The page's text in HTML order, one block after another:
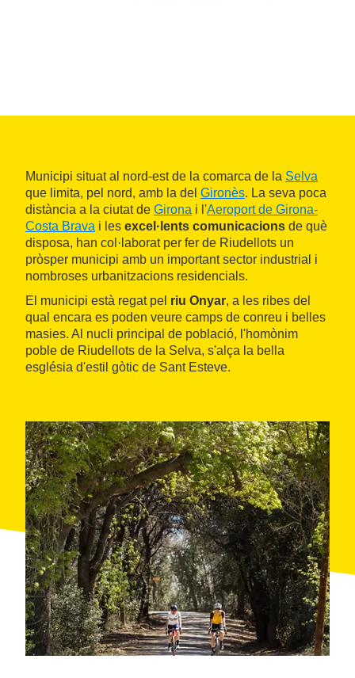
Municipi situat al nord-est de la comarca de la Selva
que limita, pel nord, amb la del Gironès. La seva poca
distància a la ciutat de Girona i l'Aeroport de Girona-
Costa Brava i les excel·lents comunicacions de què
disposa, han col·laborat per fer de Riudellots un
pròsper municipi amb un important sector industrial i
nombroses urbanitzacions residencials.
El municipi està regat pel riu Onyar, a les ribes del
qual encara es poden veure camps de conreu i belles
masies. Al nucli principal de població, l'homònim
poble de Riudellots de la Selva, s'alça la bella
església d'estil gòtic de Sant Esteve.